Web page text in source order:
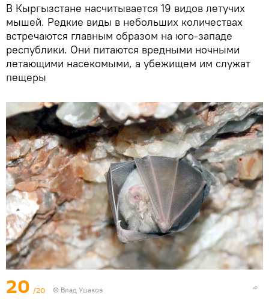
В Кыргызстане насчитывается 19 видов летучих
мышей. Редкие виды в небольших количествах
встречаются главным образом на юго-западе
республики. Они питаются вредными ночными
летающими насекомыми, а убежищем им служат
пещеры
20 /20 © Влад Ушаков